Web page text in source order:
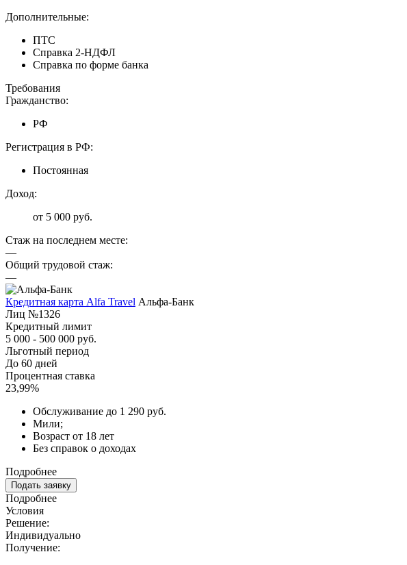
Дополнительные:
ПТС
Справка 2-НДФЛ
Справка по форме банка
Требования
Гражданство:
РФ
Регистрация в РФ:
Постоянная
Доход:
от 5 000 руб.
Стаж на последнем месте:
—
Общий трудовой стаж:
—
Кредитная карта Alfa Travel Альфа-Банк
Лиц №1326
Кредитный лимит
5 000 - 500 000 руб.
Льготный период
До 60 дней
Процентная ставка
23,99%
Обслуживание до 1 290 руб.
Мили;
Возраст от 18 лет
Без справок о доходах
Подробнее
Подать заявку
Подробнее
Условия
Решение:
Индивидуально
Получение: